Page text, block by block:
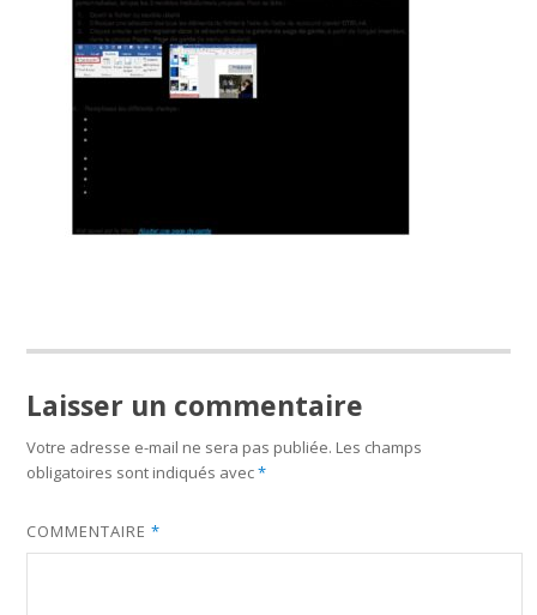
Laisser un commentaire
Votre adresse e-mail ne sera pas publiée. Les champs
obligatoires sont indiqués avec*
COMMENTAIRE*